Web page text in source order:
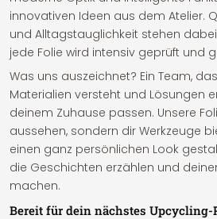
innovativen Ideen aus dem Atelier.
und Alltagstauglichkeit stehen
jede Folie wird intensiv geprüft und
Was uns auszeichnet? Ein Team,
Materialien versteht und Lösungen
deinem Zuhause passen. Unsere
aussehen, sondern dir Werkzeuge
einen ganz persönlichen Look
die Geschichten erzählen und
machen.
Bereit für dein nächstes Upcycling-